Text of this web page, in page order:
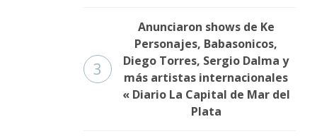
3
Anunciaron shows de Ke
Personajes, Babasonicos,
Diego Torres, Sergio Dalma y
más artistas internacionales
« Diario La Capital de Mar del
Plata